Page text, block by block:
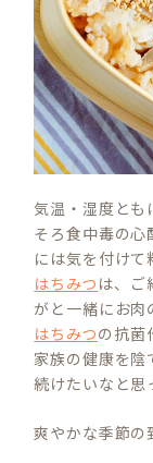
気温・湿度とも
そろ食中毒の心
には気を付けて
はちみつ は、ご
がと一緒にお肉
はちみつの抗菌
家族の健康を陰
続けたいなと思
爽やかな季節